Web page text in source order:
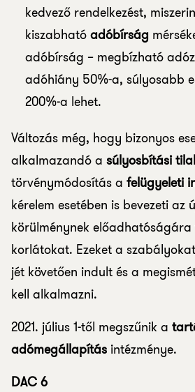
kedvező rendelkezést,
kiszabhatóadóbírság
adóbírság – megbízható
adóhiány 50%-a, súlyosabb
200%-a lehet.
Változás még, hogy bizonyos
alkalmazandó a súlyosbítási
törvénymódosítás a felügyeleti
kérelem esetében is bevezeti az
körülménynek előadhatóságára
korlátokat. Ezeket a
jét követően indult és a
kell alkalmazni.
2021. július 1-től megszűnik a
adómegállapítás intézménye.
DAC 6